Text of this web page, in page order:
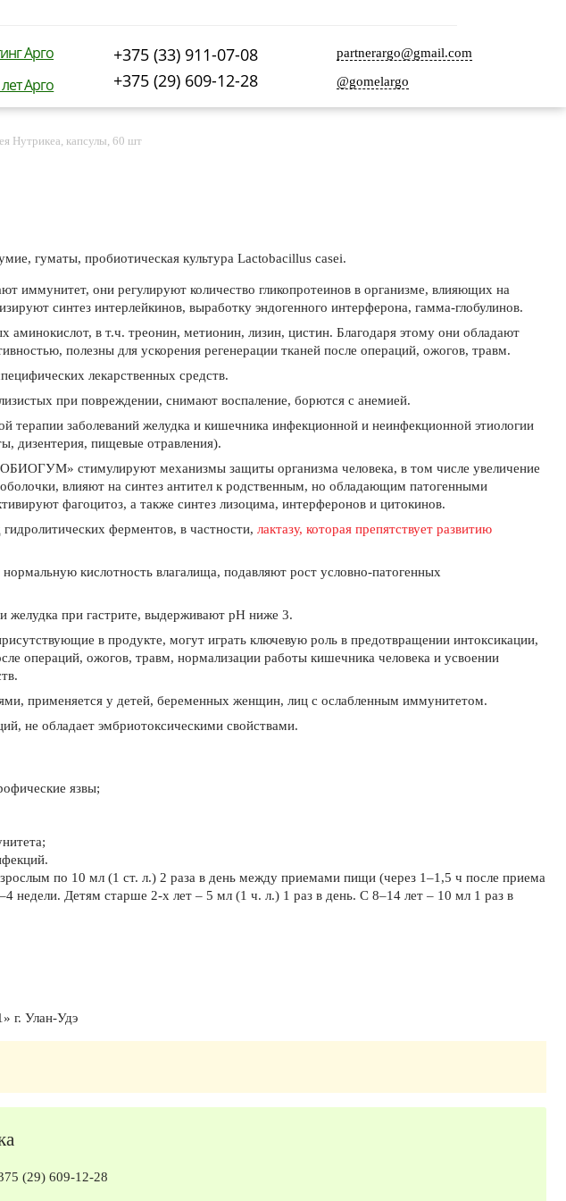
Арго
Арго
partnerargo@gmail.com
@gomelargo
+375 (33) 911-07-08
+375 (29) 609-12-28
Нутрикеа, капсулы, 60 шт
гуматы, пробиотическая культура Lactobacillus casei.
иммунитет, они регулируют количество гликопротеинов в организме, влияющих на
синтез интерлейкинов, выработку эндогенного интерферона, гамма-глобулинов.
аминокислот, в т.ч. треонин, метионин, лизин, цистин. Благодаря этому они обладают
полезны для ускорения регенерации тканей после операций, ожогов, травм.
лекарственных средств.
при повреждении, снимают воспаление, борются с анемией.
терапии заболеваний желудка и кишечника инфекционной и неинфекционной этиологии
дизентерия, пищевые отравления).
стимулируют механизмы защиты организма человека, в том числе увеличение
оболочки, влияют на синтез антител к родственным, но обладающим патогенными
фагоцитоз, а также синтез лизоцима, интерферонов и цитокинов.
гидролитических ферментов, в частности, лактазу, которая препятствует развитию
кислотность влагалища, подавляют рост условно-патогенных
желудка при гастрите, выдерживают рН ниже 3.
в продукте, могут играть ключевую роль в предотвращении интоксикации,
операций, ожогов, травм, нормализации работы кишечника человека и усвоении
применяется у детей, беременных женщин, лиц с ослабленным иммунитетом.
не обладает эмбриотоксическими свойствами.
язвы;
по 10 мл (1 ст. л.) 2 раза в день между приемами пищи (через 1–1,5 ч после приема
недели. Детям старше 2-х лет – 5 мл (1 ч. л.) 1 раз в день. С 8–14 лет – 10 мл 1 раз в
г. Улан-Удэ
(29) 609-12-28